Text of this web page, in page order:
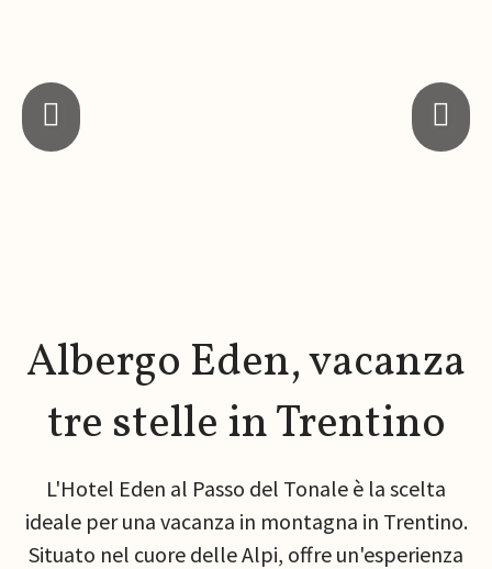
Albergo Eden, vacanza
tre stelle in Trentino
L'Hotel Eden al Passo del Tonale è la scelta
ideale per una vacanza in montagna in Trentino.
Situato nel cuore delle Alpi, offre un'esperienza